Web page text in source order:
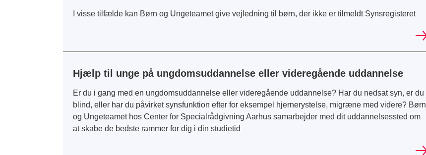
I visse tilfælde kan Børn og Ungeteamet give vejledning til børn, der ikke er tilmeldt Synsregisteret
Hjælp til unge på ungdomsuddannelse eller videregående uddannelse
Er du i gang med en ungdomsuddannelse eller videregående uddannelse? Har du nedsat syn, er du
blind, eller har du påvirket synsfunktion efter for eksempel hjernerystelse, migræne med videre? Børn
og Ungeteamet hos Center for Specialrådgivning Aarhus samarbejder med dit uddannelsessted om
at skabe de bedste rammer for dig i din studietid